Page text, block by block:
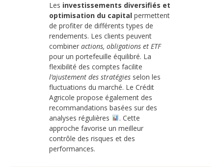
Les investissements diversifiés et
optimisation du capital permettent
de profiter de différents types de
rendements. Les clients peuvent
combiner actions, obligations et ETF
pour un portefeuille équilibré. La
flexibilité des comptes facilite
l’ajustement des stratégies selon les
fluctuations du marché. Le Crédit
Agricole propose également des
recommandations basées sur des
analyses régulières
. Cette
approche favorise un meilleur
contrôle des risques et des
performances.